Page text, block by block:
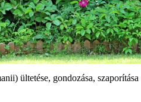
ültetése, gondozása, szaporítása